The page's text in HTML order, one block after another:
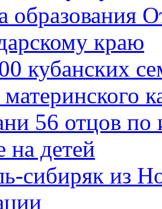
образования
краю
кубанских
материнского
56 отцов по
на детей
сибиряк из